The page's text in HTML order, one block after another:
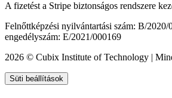
A fizetést a Stripe biztonságos rendszere
Felnőttképzési nyilvántartási szám: B/2020/
engedélyszám: E/2021/000169
2026 © Cubix Institute of Technology |
Süti beállítások